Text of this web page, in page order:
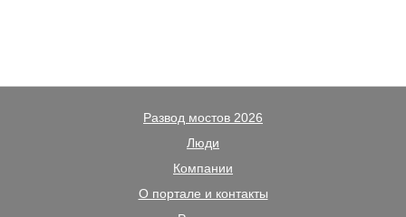
Развод мостов 2026
Люди
Компании
О портале и контакты